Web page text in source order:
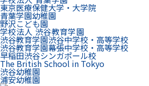
東京医療保健大学・大学院
青葉学園幼稚園
野沢こども園
学校法人 渋谷教育学園
渋谷教育学園渋谷中学校・高等学校
渋谷教育学園幕張中学校・高等学校
早稲田渋谷シンガポール校
The British School in Tokyo
渋谷幼稚園
浦安幼稚園